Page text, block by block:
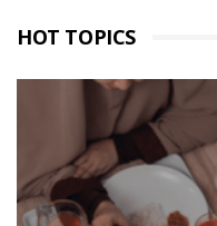
HOT TOPICS